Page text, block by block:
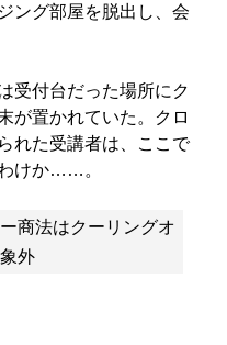
ング部屋を脱出し、会
受付台だった場所にク
が置かれていた。クロ
れた受講者は、ここで
けか……。
商法はクーリングオ
外